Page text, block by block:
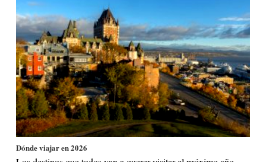
Dónde viajar en 2026